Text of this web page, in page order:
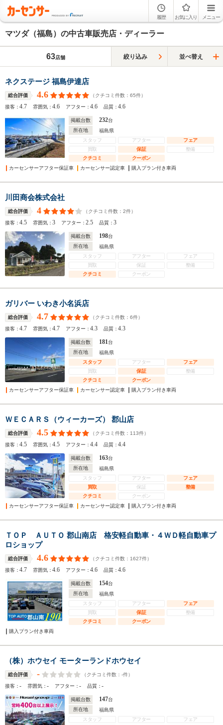
履歴 お気に入り メニュー
マツダ（福島）の中古車販売店・ディーラー
63店舗 絞り込み 並べ替え
ネクステージ 福島伊達店
総合評価 4.6 （クチコミ件数： 65件）
接客：4.7 雰囲気：4.6 アフター：4.6 品質：4.6
掲載台数 232台
所在地
福島県
スタッフ
アフター
フェア
買取
保証
整備
クチコミ
クーポン
カーセンサーアフター保証車
カーセンサー認定車 購入プラン付き車両
川田商会株式会社
総合評価 4 （クチコミ件数： 2件）
接客：4.5 雰囲気：3 アフター：2.5 品質：3
掲載台数 198台
所在地
福島県
スタッフ
アフター
フェア
買取
保証
整備
クチコミ
クーポン
ガリバー いわき小名浜店
総合評価 4.7 （クチコミ件数： 6件）
接客：4.7 雰囲気：4.7 アフター：4.3 品質：4.3
掲載台数 181台
所在地
福島県
スタッフ
アフター
フェア
買取
保証
整備
クチコミ
クーポン
カーセンサーアフター保証車
カーセンサー認定車 購入プラン付き車両
ＷＥＣＡＲＳ（ウィーカーズ） 郡山店
総合評価 4.5 （クチコミ件数： 113件）
接客：4.5 雰囲気：4.5 アフター：4.4 品質：4.4
掲載台数 163台
所在地
福島県
スタッフ
アフター
フェア
買取
保証
整備
クチコミ
クーポン
カーセンサーアフター保証車
カーセンサー認定車 購入プラン付き車両
ＴＯＰ ＡＵＴＯ 郡山南店 格安軽自動車・４ＷＤ軽自動車プ
ロショップ
総合評価 4.6 （クチコミ件数： 1627件）
接客：4.7 雰囲気：4.6 アフター：4.6 品質：4.6
掲載台数 154台
所在地
福島県
スタッフ
アフター
フェア
買取
保証
整備
クチコミ
クーポン
購入プラン付き車両
（株）ホウセイ モーターランドホウセイ
総合評価 - （クチコミ件数： -件）
接客：- 雰囲気：- アフター：- 品質：-
掲載台数 147台
所在地
福島県
スタッフ
アフター
フェア